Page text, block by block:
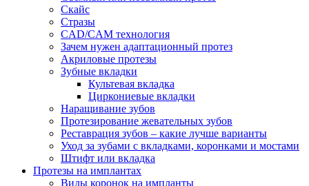
Скайс
Стразы
CAD/CAM технология
Зачем нужен адаптационный протез
Акриловые протезы
Зубные вкладки
Культевая вкладка
Циркониевые вкладки
Наращивание зубов
Протезирование жевательных зубов
Реставрация зубов – какие лучше варианты
Уход за зубами с вкладками, коронками и мостами
Штифт или вкладка
Протезы на имплантах
Виды коронок на импланты